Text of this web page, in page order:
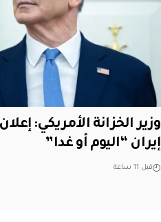
وزير الخزانة الأمريكي:
إيران “اليوم أو غدا”
قبل 11 ساعة